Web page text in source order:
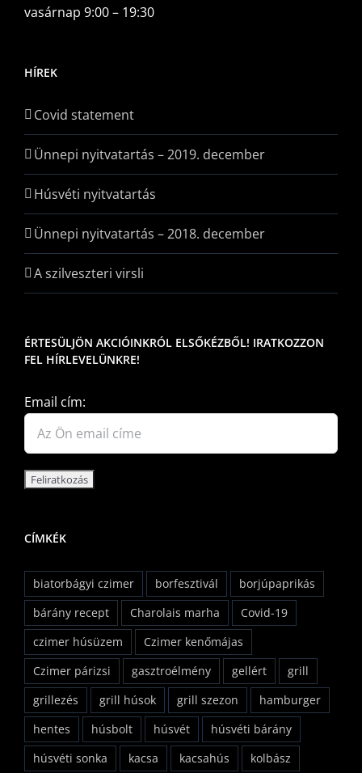
vasárnap 9:00 – 19:30
HÍREK
Covid statement
Ünnepi nyitvatartás – 2019. december
Húsvéti nyitvatartás
Ünnepi nyitvatartás – 2018. december
A szilveszteri virsli
ÉRTESÜLJÖN AKCIÓINKRÓL ELSŐKÉZBŐL! IRATKOZZON
FEL HÍRLEVELÜNKRE!
Email cím:
CÍMKÉK
biatorbágyi czimer borfesztivál
borjúpaprikás
bárány recept
Charolais marha
Covid-19
czimer húsüzem
Czimer kenőmájas
Czimer párizsi
gasztroélmény gellért
grill
grillezés
grill húsok grill szezon
hamburger
hentes
húsbolt húsvét
húsvéti bárány
húsvéti sonka
kacsa kacsahús
kolbász